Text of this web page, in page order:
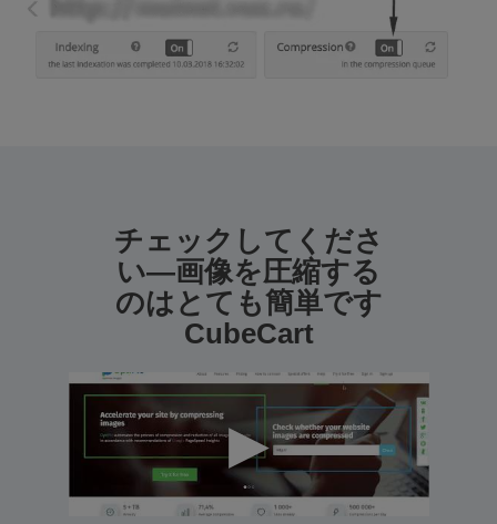
チェックしてくださ
い—画像を圧縮する
のはとても簡単です
CubeCart